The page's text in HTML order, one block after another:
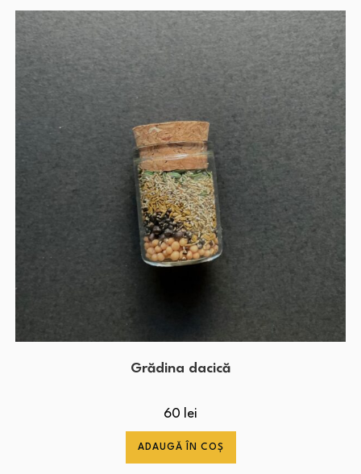
Grădina dacică
60 lei
ADAUGĂ ÎN COȘ